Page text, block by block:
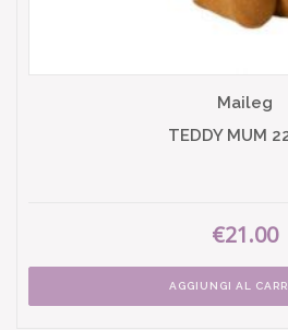
Maileg
TEDDY MUM
€21.00
AGGIUNGI AL